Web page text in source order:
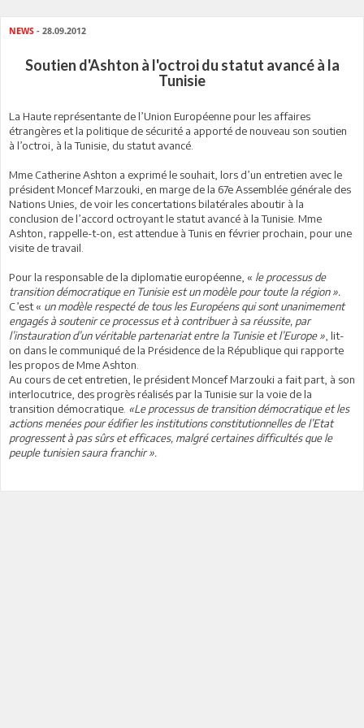
NEWS - 28.09.2012
Soutien d'Ashton à l'octroi du statut avancé à la
Tunisie
La Haute représentante de l’Union Européenne pour les affaires
étrangères et la politique de sécurité a apporté de nouveau son soutien
à l’octroi, à la Tunisie, du statut avancé.
Mme Catherine Ashton a exprimé le souhait, lors d’un entretien avec le
président Moncef Marzouki, en marge de la 67e Assemblée générale des
Nations Unies, de voir les concertations bilatérales aboutir à la
conclusion de l’accord octroyant le statut avancé à la Tunisie. Mme
Ashton, rappelle-t-on, est attendue à Tunis en février prochain, pour une
visite de travail.
Pour la responsable de la diplomatie européenne, « le processus de
transition démocratique en Tunisie est un modèle pour toute la région ».
C’est « un modèle respecté de tous les Européens qui sont unanimement
engagés à soutenir ce processus et à contribuer à sa réussite, par
l’instauration d’un véritable partenariat entre la Tunisie et l’Europe » , lit-
on dans le communiqué de la Présidence de la République qui rapporte
les propos de Mme Ashton.
Au cours de cet entretien, le président Moncef Marzouki a fait part, à son
interlocutrice, des progrès réalisés par la Tunisie sur la voie de la
transition démocratique. «Le processus de transition démocratique et les
actions menées pour édifier les institutions constitutionnelles de l’Etat
progressent à pas sûrs et efficaces, malgré certaines difficultés que le
peuple tunisien saura franchir ».